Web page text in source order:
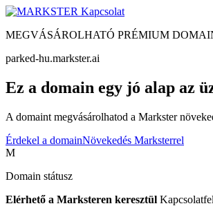
Kapcsolat
MEGVÁSÁROLHATÓ PRÉMIUM
parked-hu.markster.ai
Ez a domain egy jó alap az
A domaint megvásárolhatod a Markster
Érdekel a domainNövekedés Marksterrel
M
Domain státusz
Elérhető a Marksteren keresztül